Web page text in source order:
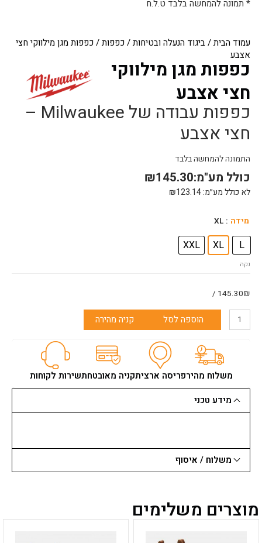
עמוד הבית/ביגוד הנעלה ובטיחות/כפפות/ כפפות מגן מילווקי חצי
אצבע
כפפות מגן מילווקי
חצי אצבע
כפפות עבודה של Milwaukee –
חצי אצבע
התמונה להמחשה בלבד
₪145.30כולל מע"מ:
לא כולל מע״מ: ₪123.14
מידה : XL
L
XL
XXL
נקה
145.30₪ /
כמות
כפפות
מגן
מילווקי
אצבע
הוספה לסל קניה מהירה
משלוח מהירפריסה ארציתקניה מאובטחתשירות לקוחות
מידע טכני
משלוח / איסוף
* תמונה להמחשה בלבד ט.ל.ח
מוצרים משלימים